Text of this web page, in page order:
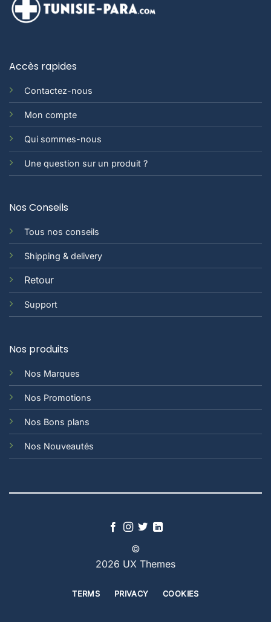
Accès rapides
Contactez-nous
Mon compte
Qui sommes-nous
Une question sur un produit ?
Nos Conseils
Tous nos conseils
Shipping & delivery
Retour
Support
Nos produits
Nos Marques
Nos Promotions
Nos Bons plans
Nos Nouveautés
©
2026 UX Themes
TERMS PRIVACY COOKIES